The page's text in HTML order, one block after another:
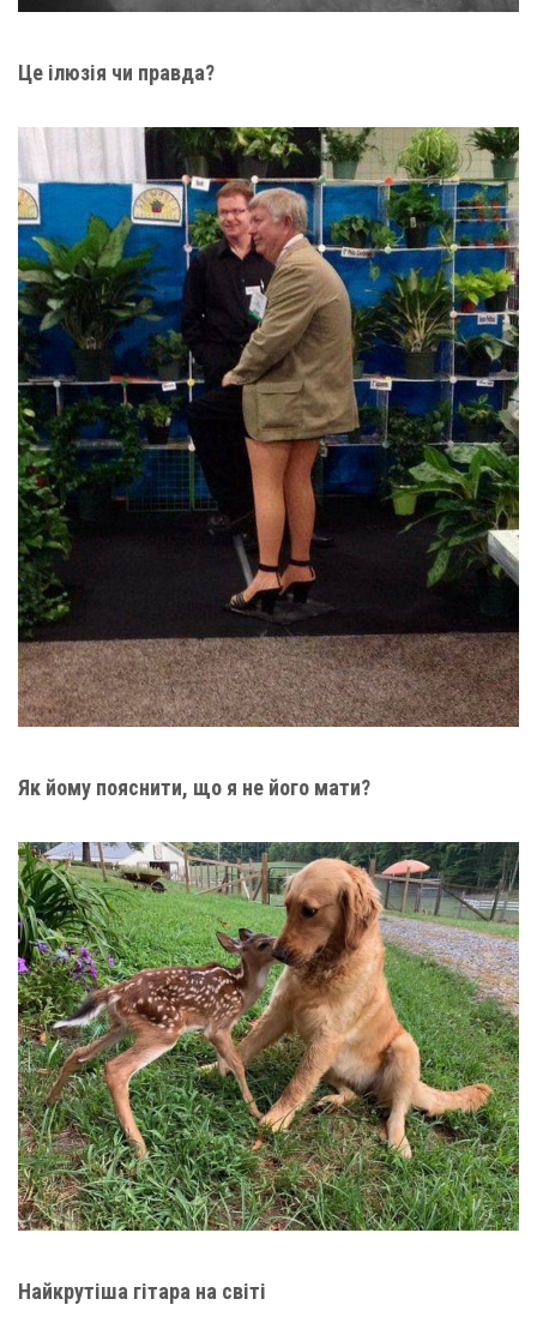
Це ілюзія чи правда?
Як йому пояснити, що я не його мати?
Найкрутіша гітара на світі